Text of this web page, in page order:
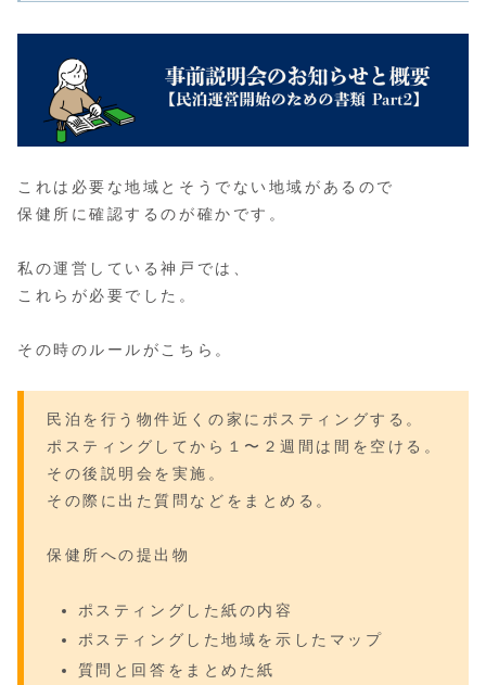
これは必要な地域とそうでない地域があるので
保健所に確認するのが確かです。
私の運営している神戸では、
これらが必要でした。
その時のルールがこちら。
民泊を行う物件近くの家にポスティングする。
ポスティングしてから１〜２週間は間を空ける。
その後説明会を実施。
その際に出た質問などをまとめる。
保健所への提出物
ポスティングした紙の内容
ポスティングした地域を示したマップ
質問と回答をまとめた紙